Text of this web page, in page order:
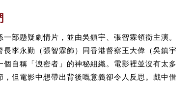
一部懸疑劇情片，並由吳鎮宇、張智霖領銜主演。
長李永勤（張智霖飾）同香港督察王大偉（吳鎮宇
個自稱「洩密者」的神秘組織。電影裡並沒有太多
，但電影中想帶出背後嘅意義卻令人反思。戲中借